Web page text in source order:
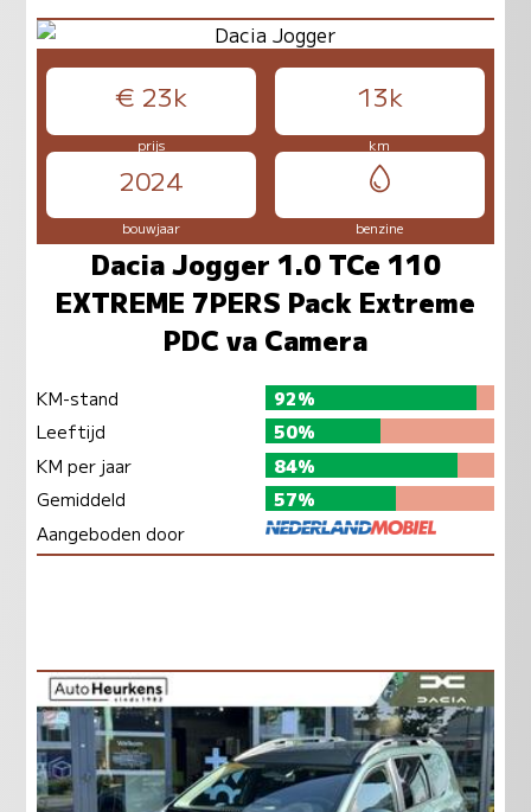
€ 23k 13k
prijs km
2024
bouwjaar benzine
Dacia Jogger 1.0 TCe 110
EXTREME 7PERS Pack Extreme
PDC va Camera
KM-stand
92%
Leeftijd
50%
KM per jaar
84%
Gemiddeld
57%
Aangeboden door